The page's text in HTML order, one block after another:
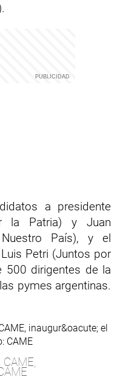
a presidente
la Patria) y Juan
País), y el
Petri (Juntos por
500 dirigentes de la
pymes argentinas.